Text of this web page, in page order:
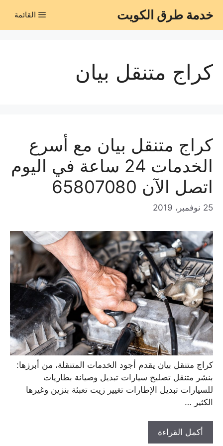
إلى
المحتوى
خدمة طرق الكويت القائمة
كراج متنقل بيان
كراج متنقل بيان مع أسرع
الخدمات 24 ساعة في اليوم
اتصل الآن 65807080
25 نوفمبر، 2019
كراج متنقل بيان يقدم أجود الخدمات المتنقلة، من أبرزها:
بنشر متنقل تصليح سيارات تبديل وصيانة بطاريات
للسيارات تبديل الإطارات تغيير زيت تعبئة بنزين وغيرها
الكثير …
أكمل القراءة